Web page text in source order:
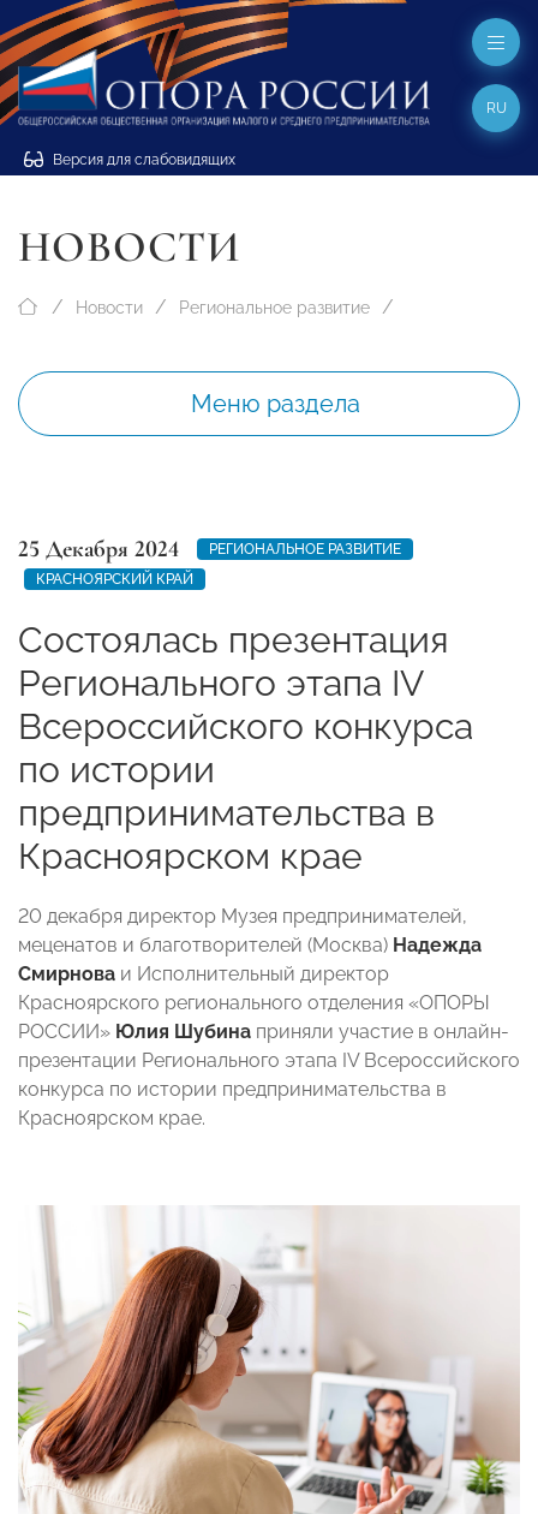
Версия для слабовидящих
RU
НОВОСТИ
Новости Региональное развитие
Меню раздела
25 Декабря 2024
РЕГИОНАЛЬНОЕ РАЗВИТИЕ
КРАСНОЯРСКИЙ КРАЙ
Состоялась презентация
Регионального этапа IV
Всероссийского конкурса
по истории
предпринимательства в
Красноярском крае
20 декабря директор Музея предпринимателей,
меценатов и благотворителей (Москва) Надежда
Смирнова и Исполнительный директор
Красноярского регионального отделения «ОПОРЫ
РОССИИ» Юлия Шубина приняли участие в онлайн-
презентации Регионального этапа IV Всероссийского
конкурса по истории предпринимательства в
Красноярском крае.